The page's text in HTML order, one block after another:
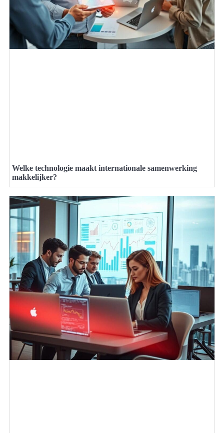
Welke technologie maakt internationale samenwerking
makkelijker?